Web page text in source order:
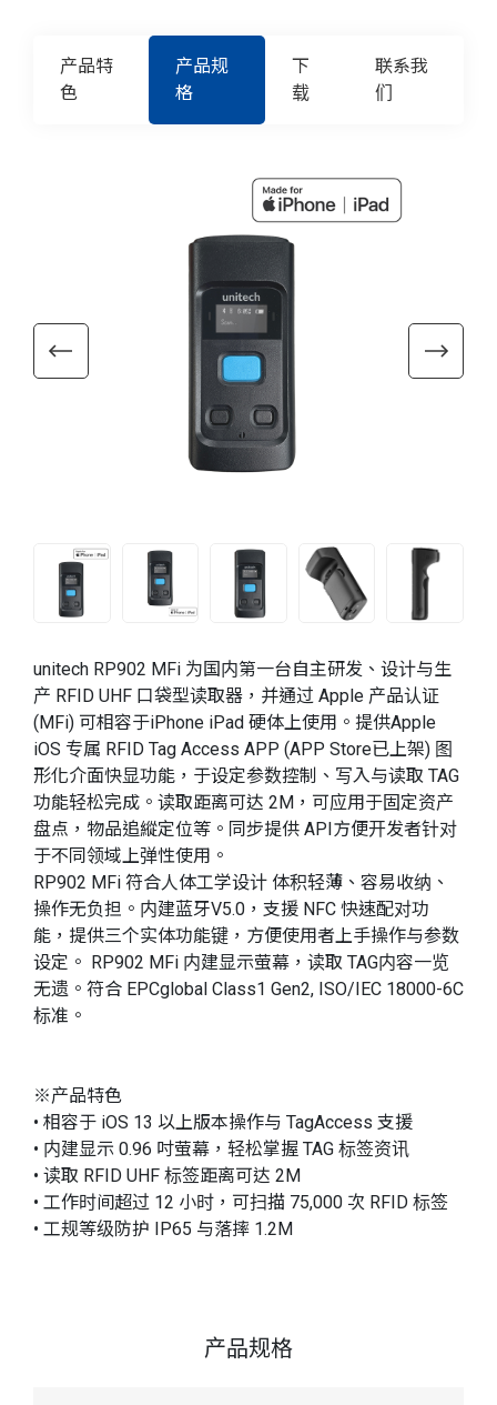
产品特
色
产品规
格
下
载
联系我
们
unitech RP902 MFi 为国内第一台自主研发、设计与生
产 RFID UHF 口袋型读取器，并通过 Apple 产品认证
(MFi) 可相容于iPhone iPad 硬体上使用。提供Apple
iOS 专属 RFID Tag Access APP (APP Store已上架) 图
形化介面快显功能，于设定参数控制、写入与读取 TAG
功能轻松完成。读取距离可达 2M，可应用于固定资产
盘点，物品追縱定位等。同步提供 API方便开发者针对
于不同领域上弹性使用。
RP902 MFi 符合人体工学设计 体积轻薄、容易收纳、
操作无负担。内建蓝牙V5.0，支援 NFC 快速配对功
能，提供三个实体功能键，方便使用者上手操作与参数
设定。 RP902 MFi 内建显示萤幕，读取 TAG内容一览
无遗。符合 EPCglobal Class1 Gen2, ISO/IEC 18000-6C
标准。
※产品特色
• 相容于 iOS 13 以上版本操作与 TagAccess 支援
• 内建显示 0.96 吋萤幕，轻松掌握 TAG 标签资讯
• 读取 RFID UHF 标签距离可达 2M
• 工作时间超过 12 小时，可扫描 75,000 次 RFID 标签
• 工规等级防护 IP65 与落摔 1.2M
产品规格